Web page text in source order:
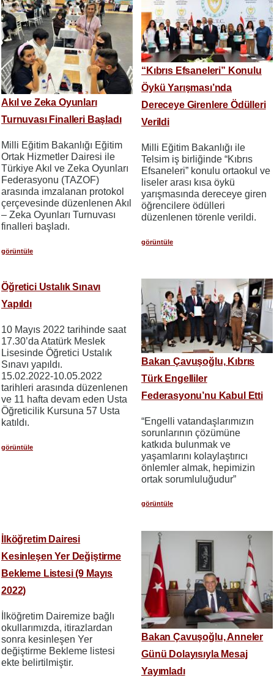
Akıl ve Zeka Oyunları
Turnuvası Finalleri Başladı
Milli Eğitim Bakanlığı Eğitim
Ortak Hizmetler Dairesi ile
Türkiye Akıl ve Zeka Oyunları
Federasyonu (TAZOF)
arasında imzalanan protokol
çerçevesinde düzenlenen Akıl
– Zeka Oyunları Turnuvası
finalleri başladı.
görüntüle
“Kıbrıs Efsaneleri” Konulu
Öykü Yarışması’nda
Dereceye Girenlere Ödülleri
Verildi
Milli Eğitim Bakanlığı ile
Telsim iş birliğinde “Kıbrıs
Efsaneleri” konulu ortaokul ve
liseler arası kısa öykü
yarışmasında dereceye giren
öğrencilere ödülleri
düzenlenen törenle verildi.
görüntüle
Öğretici Ustalık Sınavı
Yapıldı
10 Mayıs 2022 tarihinde saat
17.30’da Atatürk Meslek
Lisesinde Öğretici Ustalık
Sınavı yapıldı.
15.02.2022-10.05.2022
tarihleri arasında düzenlenen
ve 11 hafta devam eden Usta
Öğreticilik Kursuna 57 Usta
katıldı.
görüntüle
Bakan Çavuşoğlu, Kıbrıs
Türk Engelliler
Federasyonu’nu Kabul Etti
“Engelli vatandaşlarımızın
sorunlarının çözümüne
katkıda bulunmak ve
yaşamlarını kolaylaştırıcı
önlemler almak, hepimizin
ortak sorumluluğudur”
görüntüle
İlköğretim Dairesi
Kesinleşen Yer Değiştirme
Bekleme Listesi (9 Mayıs
2022)
İlköğretim Dairemize bağlı
okullarımızda, itirazlardan
sonra kesinleşen Yer
değiştirme Bekleme listesi
ekte belirtilmiştir.
Bakan Çavuşoğlu, Anneler
Günü Dolayısıyla Mesaj
Yayımladı